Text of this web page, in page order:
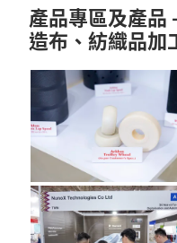
產品專區及產品
造布、紡織品加